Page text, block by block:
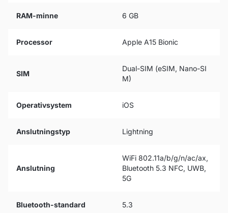
RAM-minne 6 GB
Processor Apple A15 Bionic
SIM
Dual-SIM (eSIM, Nano-SI
M)
Operativsystem iOS
Anslutningstyp Lightning
Anslutning
WiFi 802.11a/b/g/n/ac/ax,
Bluetooth 5.3 NFC, UWB,
5G
Bluetooth-standard 5.3